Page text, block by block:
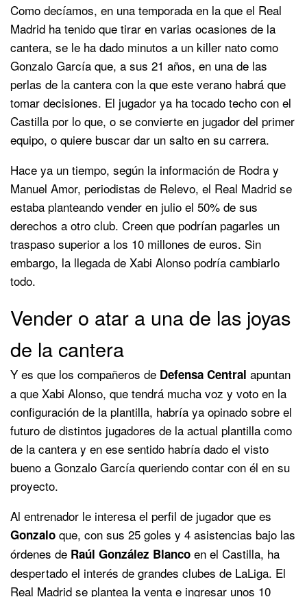
Como decíamos, en una temporada en la que el Real
Madrid ha tenido que tirar en varias ocasiones de la
cantera, se le ha dado minutos a un killer nato como
Gonzalo García que, a sus 21 años, en una de las
perlas de la cantera con la que este verano habrá que
tomar decisiones. El jugador ya ha tocado techo con el
Castilla por lo que, o se convierte en jugador del primer
equipo, o quiere buscar dar un salto en su carrera.
Hace ya un tiempo, según la información de Rodra y
Manuel Amor, periodistas de Relevo, el Real Madrid se
estaba planteando vender en julio el 50% de sus
derechos a otro club. Creen que podrían pagarles un
traspaso superior a los 10 millones de euros. Sin
embargo, la llegada de Xabi Alonso podría cambiarlo
todo.
Vender o atar a una de las joyas
de la cantera
Y es que los compañeros de Defensa Central apuntan
a que Xabi Alonso, que tendrá mucha voz y voto en la
configuración de la plantilla, habría ya opinado sobre el
futuro de distintos jugadores de la actual plantilla como
de la cantera y en ese sentido habría dado el visto
bueno a Gonzalo García queriendo contar con él en su
proyecto.
Al entrenador le interesa el perfil de jugador que es
Gonzalo que, con sus 25 goles y 4 asistencias bajo las
órdenes de Raúl González Blanco en el Castilla, ha
despertado el interés de grandes clubes de LaLiga. El
Real Madrid se plantea la venta e ingresar unos 10